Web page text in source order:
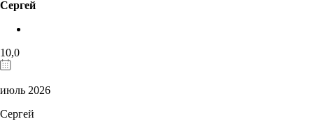
Сергей
10,0
июль 2026
Сергей